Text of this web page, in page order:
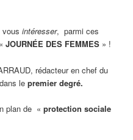
intéresser, parmi ces
JOURNÉE DES FEMMES » !
rédacteur en chef du
dans lepremier degré.
plan de «protection sociale